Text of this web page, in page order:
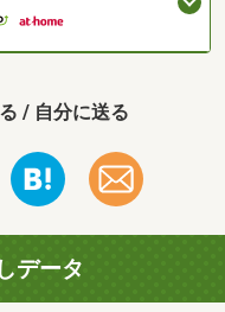
/ 自分に送る
データ